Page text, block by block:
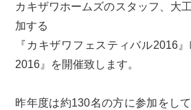
カキザワホームズのスタッフ、大
加する
『カキザワフェスティバル2016
2016』を開催致します。
昨年度は約130名の方に参加をし